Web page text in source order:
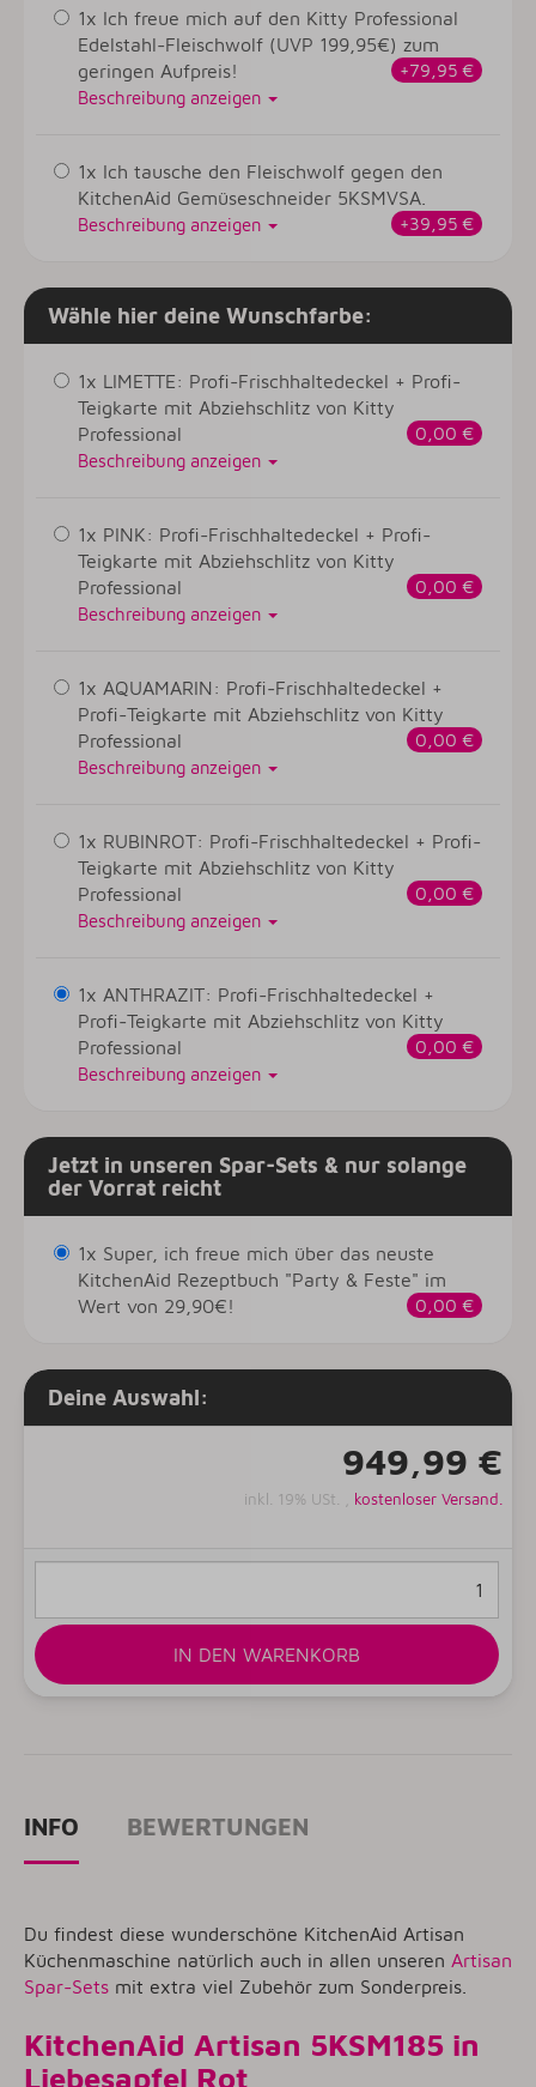
1x Ich freue mich auf den Kitty Professional
Edelstahl-Fleischwolf (UVP 199,95€) zum
geringen Aufpreis!
+79,95 €
Beschreibung anzeigen
1x Ich tausche den Fleischwolf gegen den
KitchenAid Gemüseschneider 5KSMVSA.
+39,95 €
Beschreibung anzeigen
Wähle hier deine Wunschfarbe:
1x LIMETTE: Profi-Frischhaltedeckel + Profi-
Teigkarte mit Abziehschlitz von Kitty
Professional
0,00 €
Beschreibung anzeigen
1x PINK: Profi-Frischhaltedeckel + Profi-
Teigkarte mit Abziehschlitz von Kitty
Professional
0,00 €
Beschreibung anzeigen
1x AQUAMARIN: Profi-Frischhaltedeckel +
Profi-Teigkarte mit Abziehschlitz von Kitty
Professional
0,00 €
Beschreibung anzeigen
1x RUBINROT: Profi-Frischhaltedeckel + Profi-
Teigkarte mit Abziehschlitz von Kitty
Professional
0,00 €
Beschreibung anzeigen
1x ANTHRAZIT: Profi-Frischhaltedeckel +
Profi-Teigkarte mit Abziehschlitz von Kitty
Professional
0,00 €
Beschreibung anzeigen
Jetzt in unseren Spar-Sets & nur solange
der Vorrat reicht
1x Super, ich freue mich über das neuste
KitchenAid Rezeptbuch "Party & Feste" im
Wert von 29,90€!
0,00 €
Deine Auswahl:
949,99 €
inkl. 19% USt. , kostenloser Versand.
IN DEN WARENKORB
INFO BEWERTUNGEN
Du findest diese wunderschöne KitchenAid Artisan
Küchenmaschine natürlich auch in allen unseren Artisan
Spar-Sets mit extra viel Zubehör zum Sonderpreis.
KitchenAid Artisan 5KSM185 in
Liebesapfel Rot